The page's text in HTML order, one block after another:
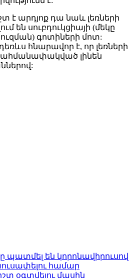
է արդյոք դա նաև լեռների
են սուբդուկցիայի (մեկը
գոտիների մոտ:
հնարավոր է, որ լեռների
լինեն
են կորոնավիրուսով
համար
օգտվելու մասին